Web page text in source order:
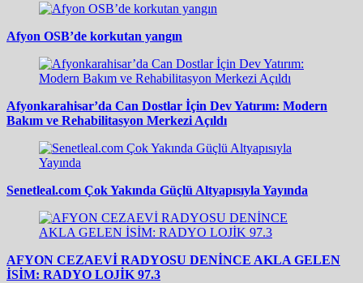
Afyon OSB’de korkutan yangın
Afyonkarahisar’da Can Dostlar İçin Dev Yatırım: Modern
Bakım ve Rehabilitasyon Merkezi Açıldı
Senetleal.com Çok Yakında Güçlü Altyapısıyla Yayında
AFYON CEZAEVİ RADYOSU DENİNCE AKLA GELEN
İSİM: RADYO LOJİK 97.3